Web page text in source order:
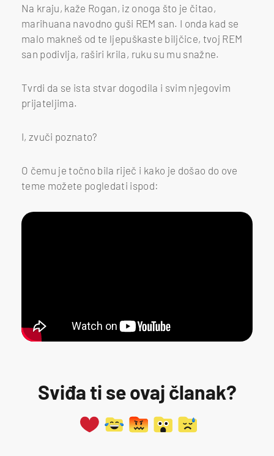
Na kraju, kaže Rogan, iz onoga što je čitao,
marihuana navodno guši REM san. I onda kad se
malo makneš od te ljepuškaste biljčice, tvoj REM
san podivlja, raširi krila, ruku su mu snažne.
Tvrdi da se ista stvar dogodila i svim njegovim
prijateljima.
I, zvuči poznato?
O čemu je točno bila riječ i kako je došao do ove
teme možete pogledati ispod:
Sviđa ti se ovaj članak?